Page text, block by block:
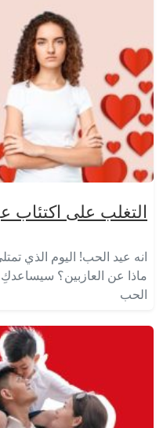
التغلب على اكتئاب
انه عيد الحب! اليوم الذي
ماذا عن العازبين؟
الحب